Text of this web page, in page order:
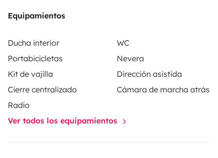
Equipamientos
Ducha interior
WC
Portabicicletas
Nevera
Kit de vajilla
Dirección asistida
Cierre centralizado
Cámara de marcha atrás
Radio
Ver todos los equipamientos